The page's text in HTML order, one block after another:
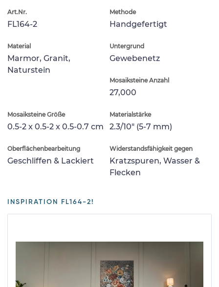
Art.Nr.
FL164-2
Methode
Handgefertigt
Material
Marmor, Granit,
Naturstein
Untergrund
Gewebenetz
Mosaiksteine Anzahl
27,000
Mosaiksteine Größe
0.5-2 x 0.5-2 x 0.5-0.7 cm
Materialstärke
2.3/10" (5-7 mm)
Oberflächenbearbeitung
Geschliffen & Lackiert
Widerstandsfähigkeit gegen
Kratzspuren, Wasser &
Flecken
INSPIRATION FL164-2!